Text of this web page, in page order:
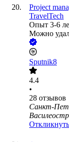
Project
TravelTech
Опыт 3-6
Можно
Sputnik8
4.4
•
28 отзывов
Санкт-